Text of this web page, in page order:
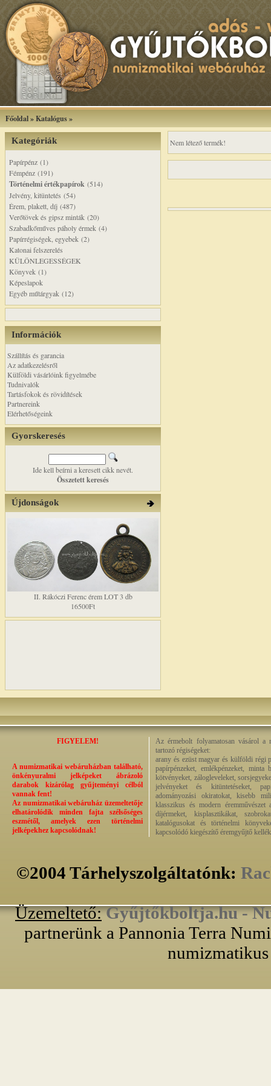
Főoldal»Katalógus»
Kategóriák
Papírpénz (1)
Fémpénz (191)
Történelmi értékpapírok (514)
Jelvény, kitüntetés (54)
Érem, plakett, díj (487)
Verőtövek és gipsz minták (20)
Szabadkőműves páholy érmek (4)
Papírrégiségek, egyebek (2)
Katonai felszerelés
KÜLÖNLEGESSÉGEK
Könyvek (1)
Képeslapok
Egyéb műtárgyak (12)
Információk
Szállítás és garancia
Az adatkezelésről
Külföldi vásárlóink figyelmébe
Tudnivalók
Tartásfokok és rövidítések
Partnereink
Elérhetőségeink
Gyorskeresés
Ide kell beírni a keresett cikk nevét.
Összetett keresés
Újdonságok
II. Rákóczi Ferenc érem LOT 3 db
16500Ft
Nem létező termék!
FIGYELEM!
A numizmatikai webáruházban található,
önkényuralmi jelképeket ábrázoló
darabok kizárólag gyűjteményi célból
vannak fent!
Az numizmatikai webáruház üzemeltetője
elhatárolódik minden fajta szélsőséges
eszmétől, amelyek ezen történelmi
jelképekhez kapcsolódnak!
Az érmebolt folyamatosan vásárol a
tartozó régiségeket:
arany és ezüst magyar és külföldi régi
papírpénzeket, emlékpénzeket, minta
kötvényeket, zálogleveleket,
jelvényeket és kitüntetéseket,
adományozási okiratokat, kisebb
klasszikus és modern éremművészet
díjérmeket, kisplasztikákat,
katalógusokat és történelmi
kapcsolódó kiegészítő éremgyűjtő
©2004 Tárhelyszolgáltatónk:
Üzemeltető: Gyűjtőkboltja.hu -
partnerünk a Pannonia Terra
numizmatikus